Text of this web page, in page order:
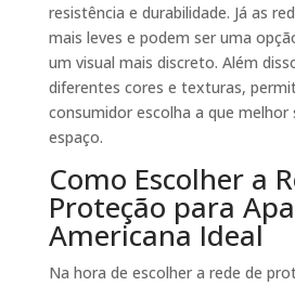
resistência e durabilidade. Já as
mais leves e podem ser uma
um visual mais discreto. Além
diferentes cores e texturas,
consumidor escolha a que melhor
espaço.
Como Escolher a
Proteção para
Americana Ideal
Na hora de escolher a rede de